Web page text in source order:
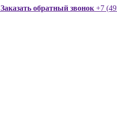
Заказать обратный звонок +7